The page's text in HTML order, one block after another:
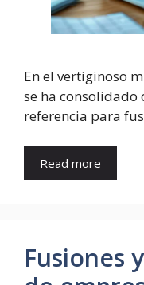
En el vertiginoso
se ha
referencia para
Read more
Fusiones